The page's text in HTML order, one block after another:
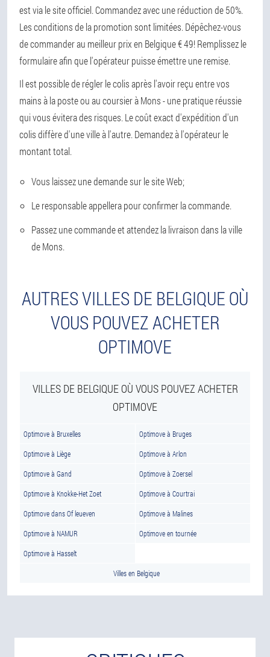
est via le site officiel. Commandez avec une réduction de 50%.
Les conditions de la promotion sont limitées. Dépêchez-vous
de commander au meilleur prix en Belgique € 49! Remplissez le
formulaire afin que l'opérateur puisse émettre une remise.
Il est possible de régler le colis après l'avoir reçu entre vos
mains à la poste ou au coursier à Mons - une pratique réussie
qui vous évitera des risques. Le coût exact d'expédition d'un
colis diffère d'une ville à l'autre. Demandez à l'opérateur le
montant total.
Vous laissez une demande sur le site Web;
Le responsable appellera pour confirmer la commande.
Passez une commande et attendez la livraison dans la ville
de Mons.
AUTRES VILLES DE BELGIQUE OÙ
VOUS POUVEZ ACHETER
OPTIMOVE
VILLES DE BELGIQUE OÙ VOUS POUVEZ ACHETER
OPTIMOVE
Optimove à Bruxelles Optimove à Bruges
Optimove à Liège Optimove à Arlon
Optimove à Gand Optimove à Zoersel
Optimove à Knokke-Het Zoet Optimove à Courtrai
Optimove dans Of leueven Optimove à Malines
Optimove à NAMUR Optimove en tournée
Optimove à Hasselt
Villes en Belgique